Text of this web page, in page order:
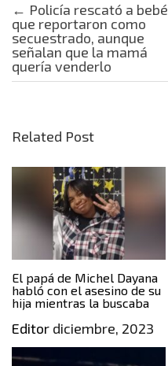
Post navigation
← Policía rescató a bebé
que reportaron como
secuestrado, aunque
señalan que la mamá
quería venderlo
Related Post
El papá de Michel Dayana
habló con el asesino de su
hija mientras la buscaba
Editor diciembre, 2023